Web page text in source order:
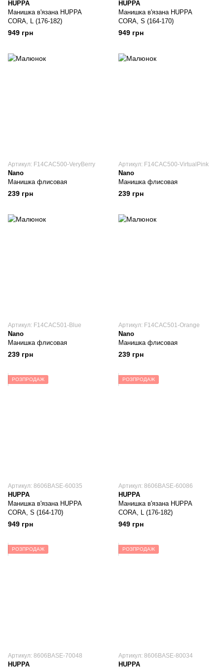
HUPPA
Манишка в'язана HUPPA
CORA, L (176-182)
949 грн
HUPPA
Манишка в'язана HUPPA
CORA, S (164-170)
949 грн
Артикул: F14CAC500-VeryBerry
Nano
Манишка флисовая
239 грн
Артикул: F14CAC500-VirtualPink
Nano
Манишка флисовая
239 грн
Артикул: F14CAC501-Blue
Nano
Манишка флисовая
239 грн
Артикул: F14CAC501-Orange
Nano
Манишка флисовая
239 грн
РОЗПРОДАЖ
Артикул: 8606BASE-60035
HUPPA
Манишка в'язана HUPPA
CORA, S (164-170)
949 грн
РОЗПРОДАЖ
Артикул: 8606BASE-60086
HUPPA
Манишка в'язана HUPPA
CORA, L (176-182)
949 грн
РОЗПРОДАЖ
Артикул: 8606BASE-70048
HUPPA
РОЗПРОДАЖ
Артикул: 8606BASE-80034
HUPPA